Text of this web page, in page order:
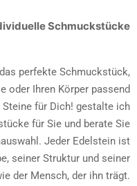
Schmuckstücke
perfekte Schmuckstück,
oder Ihren Körper passend
für Dich! gestalte ich
für Sie und berate Sie
Jeder Edelstein ist
seiner Struktur und seiner
der Mensch, der ihn trägt.